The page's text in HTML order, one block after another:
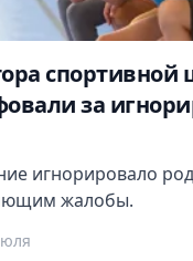
спортивной
за
игнорировало
жалобы.